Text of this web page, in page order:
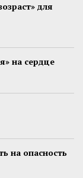
для
на сердце
на опасность